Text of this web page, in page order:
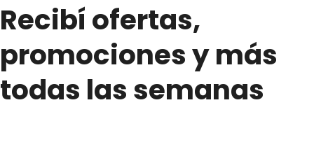
Recibí ofertas,
promociones y más
todas las semanas